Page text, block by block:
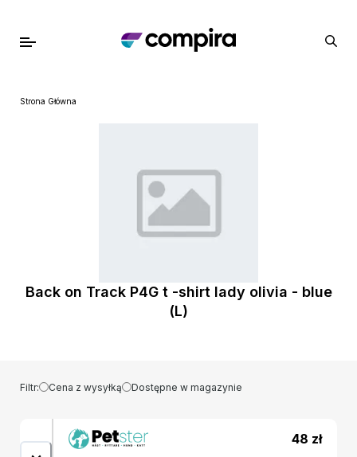
Strona Główna
Back on Track P4G t -shirt lady olivia - blue
(L)
Filtr: Cena z wysyłką Dostępne w magazynie
48 zł